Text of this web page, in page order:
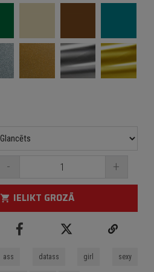
- +
shopping_cart IELIKT GROZĀ
ass datass girl sexy